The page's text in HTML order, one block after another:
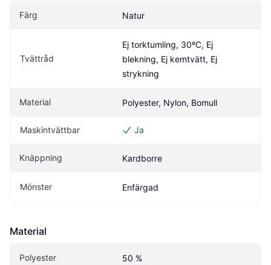
Färg Natur
Tvättråd
Ej torktumling, 30ºC, Ej
blekning, Ej kemtvätt, Ej
strykning
Material Polyester, Nylon, Bomull
Maskintvättbar Ja
Knäppning Kardborre
Mönster Enfärgad
Material
Polyester 50 %